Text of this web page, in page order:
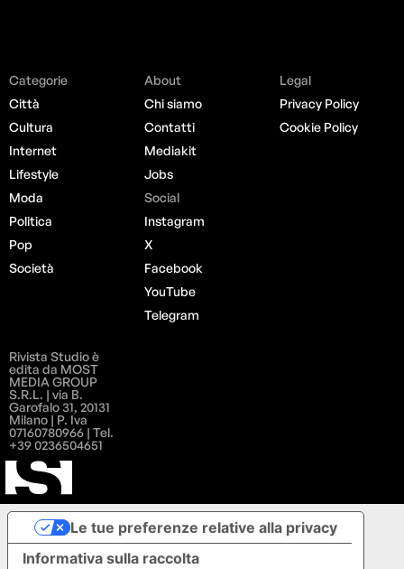
Categorie
Città
Cultura
Internet
Lifestyle
Moda
Politica
Pop
Società
About
Chi siamo
Contatti
Mediakit
Jobs
Social
Instagram
X
Facebook
YouTube
Telegram
Legal
Privacy Policy
Cookie Policy
Rivista Studio è
edita da MOST
MEDIA GROUP
S.R.L. | via B.
Garofalo 31, 20131
Milano | P. Iva
07160780966 | Tel.
+39 0236504651
Informativa sulla raccolta
Le tue preferenze relative alla privacy